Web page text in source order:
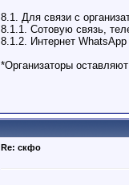
8.1. Для связи с
8.1.1. Сотовую связь,
8.1.2. Интернет
*Организаторы
Re: скфо